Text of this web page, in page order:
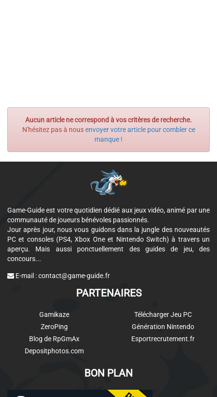
Aucun article ne correspond à vos critères de recherche.
N'hésitez pas à nousenvoyer votre article pour combler ce
manque !
Game-Guide est votre quotidien dédié aux jeux vidéo, animé par une
communauté de joueurs bénévoles passionnés.
Jour après jour, nous vous guidons dans la jungle des nouveautés
PC et consoles (PS4, Xbox One et Nintendo Switch) à travers un
aperçu. Mais aussi ponctuellement des guides de jeu, des
concours...
E-mail :contact@game-guide.fr
PARTENAIRES
Gamikaze
ZeroPing
Blog de RpGmAx
Depositphotos.com
Télécharger Jeu PC
Génération Nintendo
Esportrecrutement.fr
BON PLAN